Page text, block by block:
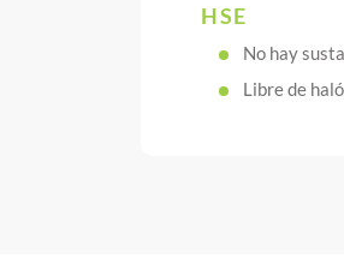
HSE
No hay
Libre de